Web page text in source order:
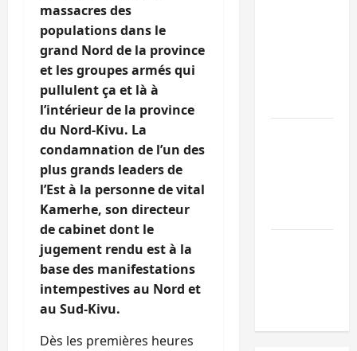
massacres des
populations dans le
grand Nord de la province
et les groupes armés qui
pullulent ça et là à
l’intérieur de la province
du Nord-Kivu. La
condamnation de l’un des
plus grands leaders de
l’Est à la personne de vital
Kamerhe, son directeur
de cabinet dont le
jugement rendu est à la
base des manifestations
intempestives au Nord et
au Sud-Kivu.
Dès les premières heures